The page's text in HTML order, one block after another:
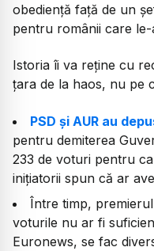
obediență față de un
pentru românii care
Istoria îi va reține cu
țara de la haos, nu pe
PSD și AUR au
pentru demiterea
233 de voturi pentru
inițiatorii spun că ar
Între timp,
voturile nu ar fi
Euronews, se fac